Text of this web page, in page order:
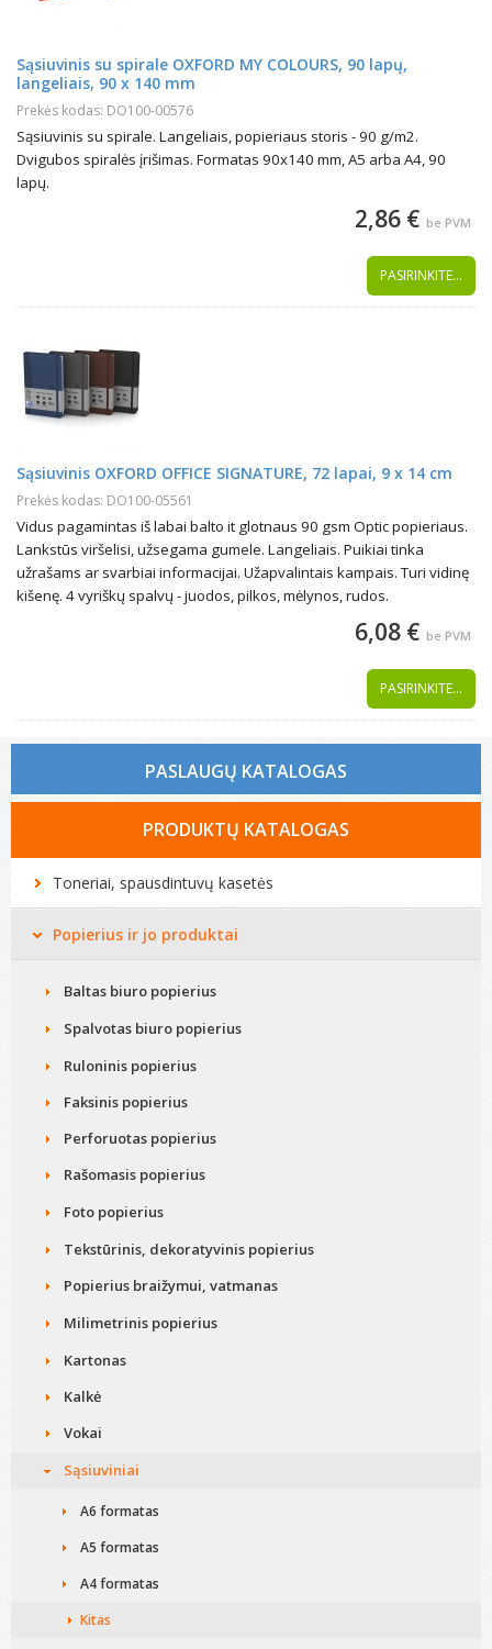
Sąsiuvinis su spirale OXFORD MY COLOURS, 90 lapų,
langeliais, 90 x 140 mm
Prekės kodas: DO100-00576
Sąsiuvinis su spirale. Langeliais, popieriaus storis - 90 g/m2.
Dvigubos spiralės įrišimas. Formatas 90x140 mm, A5 arba A4, 90
lapų.
2,86 € be PVM
PASIRINKITE...
Sąsiuvinis OXFORD OFFICE SIGNATURE, 72 lapai, 9 x 14 cm
Prekės kodas: DO100-05561
Vidus pagamintas iš labai balto it glotnaus 90 gsm Optic popieriaus.
Lankstūs viršelisi, užsegama gumele. Langeliais. Puikiai tinka
užrašams ar svarbiai informacijai. Užapvalintais kampais. Turi vidinę
kišenę. 4 vyriškų spalvų - juodos, pilkos, mėlynos, rudos.
6,08 € be PVM
PASIRINKITE...
PASLAUGŲ KATALOGAS
Tonerio kasečių pildymas
Spausdintuvų remontas
Biuro technikos remontas
PRODUKTŲ KATALOGAS
Toneriai, spausdintuvų kasetės
Popierius ir jo produktai
Baltas biuro popierius
Spalvotas biuro popierius
Ruloninis popierius
Faksinis popierius
Perforuotas popierius
Rašomasis popierius
Foto popierius
Tekstūrinis, dekoratyvinis popierius
Popierius braižymui, vatmanas
Milimetrinis popierius
Kartonas
Kalkė
Vokai
Sąsiuviniai
A6 formatas
A5 formatas
A4 formatas
Kitas